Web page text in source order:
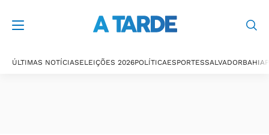
ÚLTIMAS NOTÍCIASELEIÇÕES 2026POLÍTICAESPORTESSALVADORBAHIA